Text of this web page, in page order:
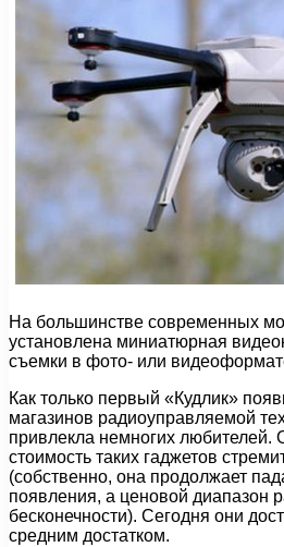
На большинстве современных
установлена миниатюрная
съемки в фото- или
Как только первый «Кудлик»
магазинов радиоуправляемой
привлекла немногих любителей.
стоимость таких гаджетов
(собственно, она продолжает
появления, а ценовой диапазон
бесконечности). Сегодня они
средним достатком.